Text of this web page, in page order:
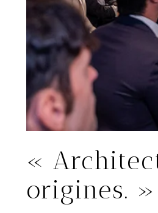
«
origines. »